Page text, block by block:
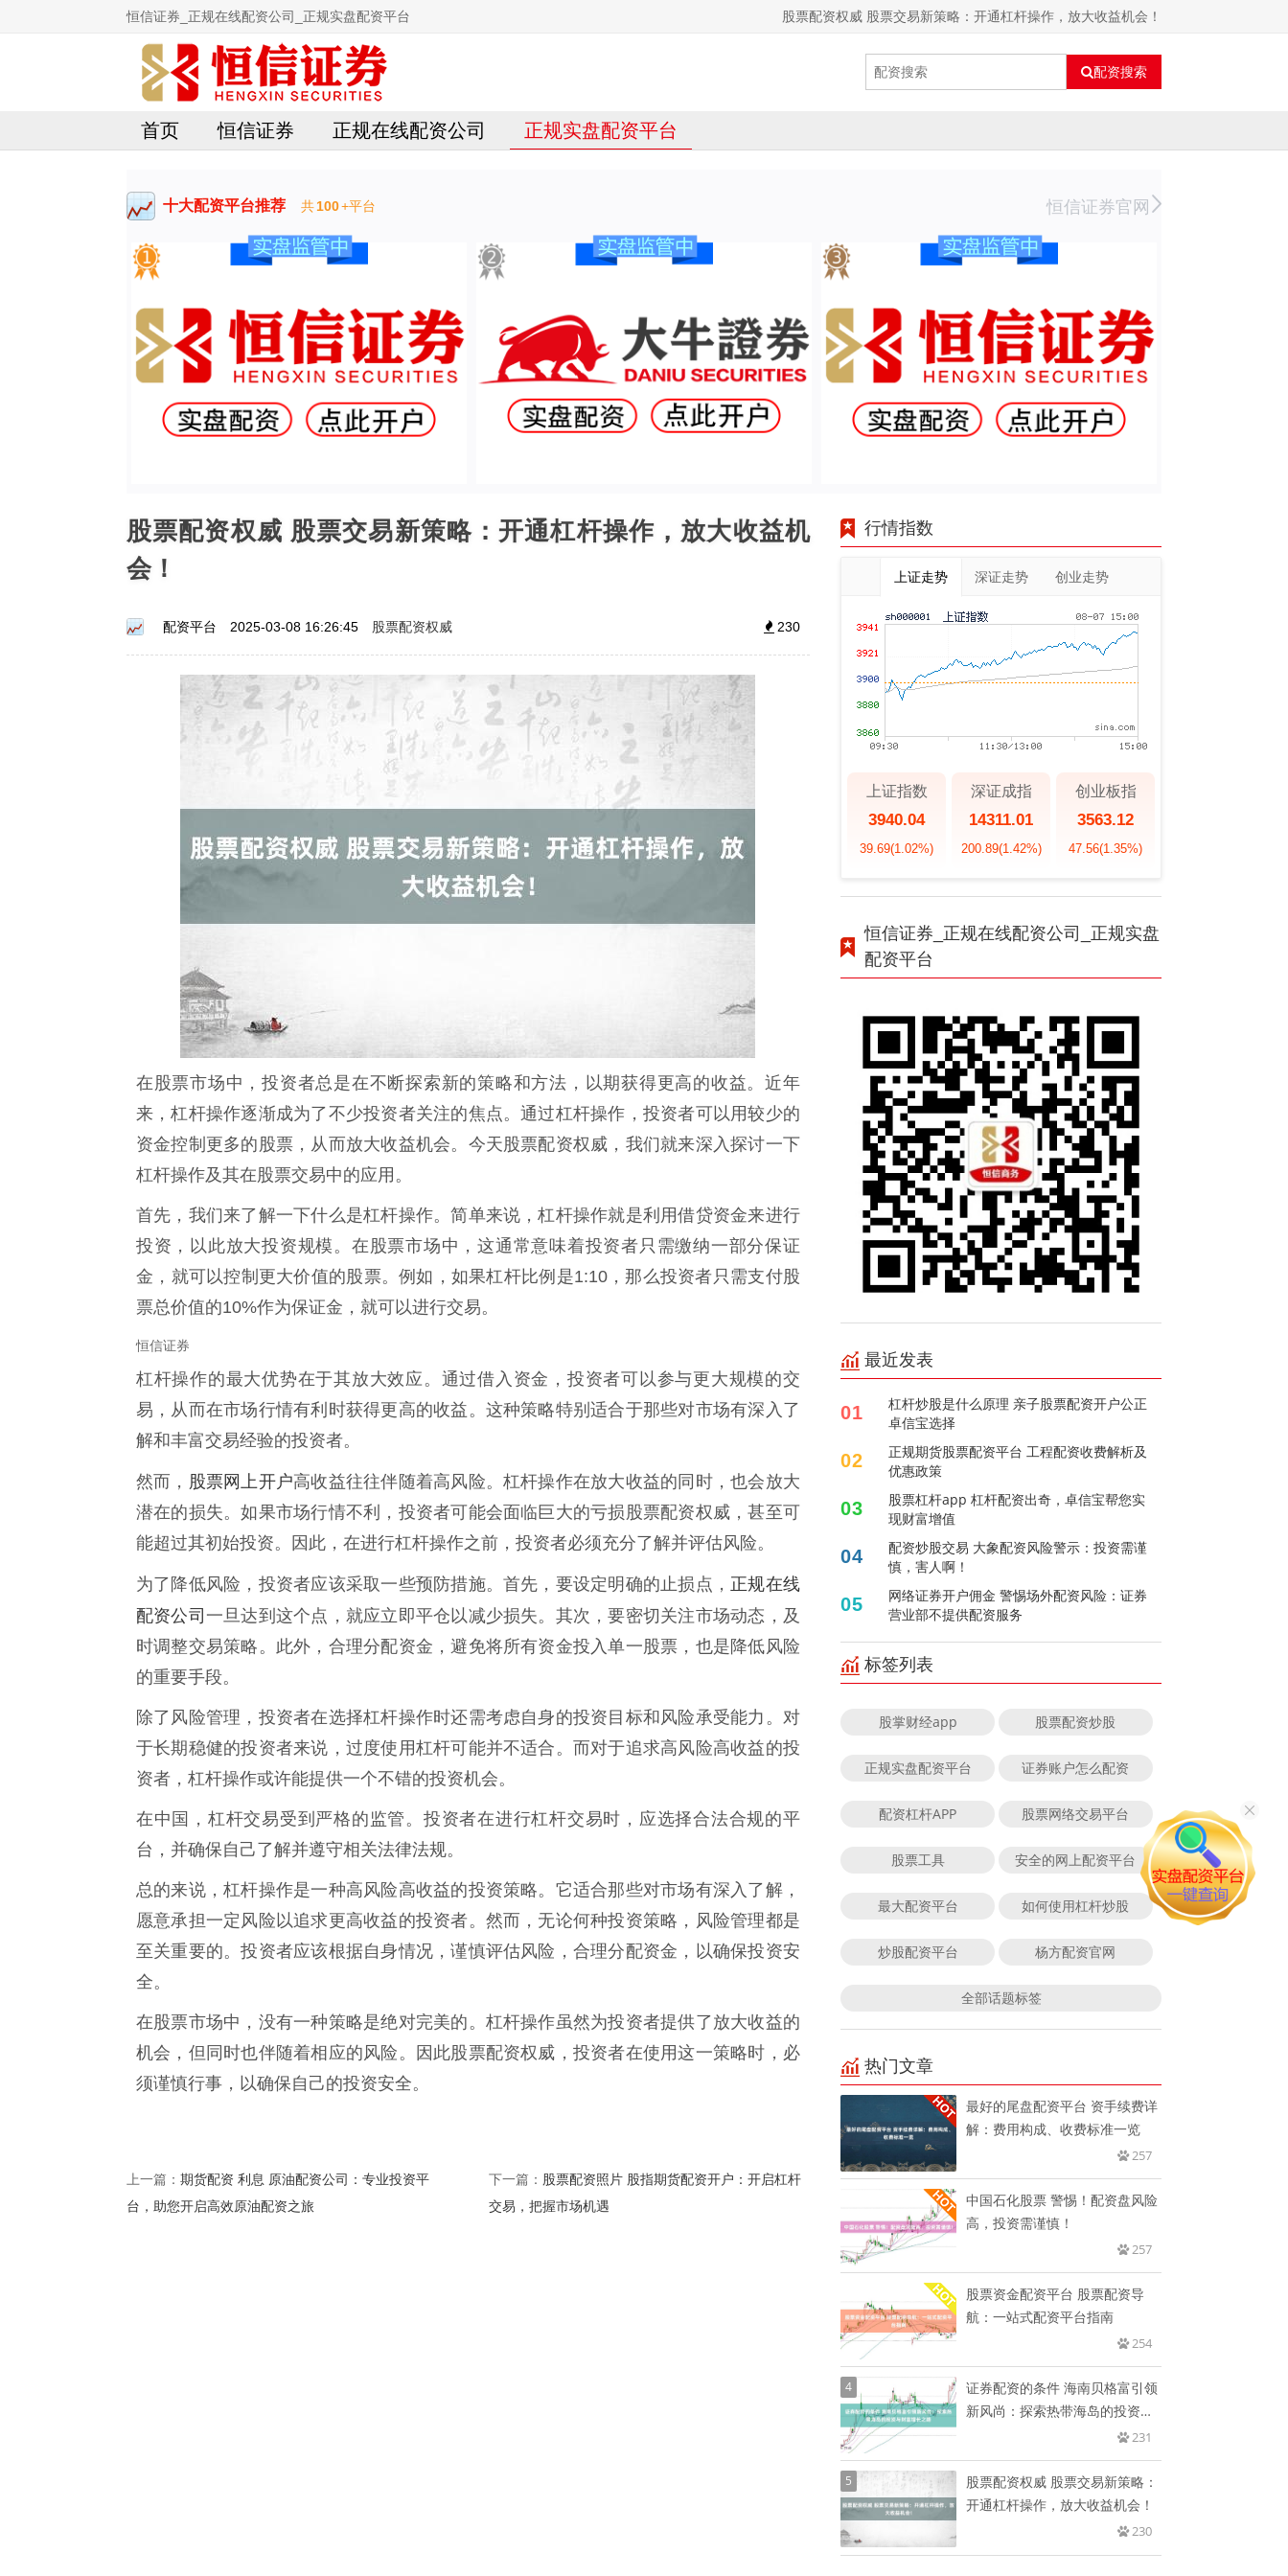
恒信证券_正规在线配资公司_正规实盘配资平台 股票配资权威 股票交易新策略：开通杠杆操作，放大收益机会！
配资搜索
首页 恒信证券 正规在线配资公司 正规实盘配资平台
十大配资平台推荐 共100+平台 恒信证券官网
股票配资权威 股票交易新策略：开通杠杆操作，放大收益机
会！
配资平台 2025-03-08 16:26:45 股票配资权威 230
在股票市场中，投资者总是在不断探索新的策略和方法，以期获得更高的收益。近年
来，杠杆操作逐渐成为了不少投资者关注的焦点。通过杠杆操作，投资者可以用较少的
资金控制更多的股票，从而放大收益机会。今天股票配资权威，我们就来深入探讨一下
杠杆操作及其在股票交易中的应用。
首先，我们来了解一下什么是杠杆操作。简单来说，杠杆操作就是利用借贷资金来进行
投资，以此放大投资规模。在股票市场中，这通常意味着投资者只需缴纳一部分保证
金，就可以控制更大价值的股票。例如，如果杠杆比例是1:10，那么投资者只需支付股
票总价值的10%作为保证金，就可以进行交易。
恒信证券
杠杆操作的最大优势在于其放大效应。通过借入资金，投资者可以参与更大规模的交
易，从而在市场行情有利时获得更高的收益。这种策略特别适合于那些对市场有深入了
解和丰富交易经验的投资者。
然而， 股票网上开户高收益往往伴随着高风险。杠杆操作在放大收益的同时，也会放大
潜在的损失。如果市场行情不利，投资者可能会面临巨大的亏损股票配资权威，甚至可
能超过其初始投资。因此，在进行杠杆操作之前，投资者必须充分了解并评估风险。
为了降低风险，投资者应该采取一些预防措施。首先，要设定明确的止损点， 正规在线
配资公司一旦达到这个点，就应立即平仓以减少损失。其次，要密切关注市场动态，及
时调整交易策略。此外，合理分配资金，避免将所有资金投入单一股票，也是降低风险
的重要手段。
除了风险管理，投资者在选择杠杆操作时还需考虑自身的投资目标和风险承受能力。对
于长期稳健的投资者来说，过度使用杠杆可能并不适合。而对于追求高风险高收益的投
资者，杠杆操作或许能提供一个不错的投资机会。
在中国，杠杆交易受到严格的监管。投资者在进行杠杆交易时，应选择合法合规的平
台，并确保自己了解并遵守相关法律法规。
总的来说，杠杆操作是一种高风险高收益的投资策略。它适合那些对市场有深入了解，
愿意承担一定风险以追求更高收益的投资者。然而，无论何种投资策略，风险管理都是
至关重要的。投资者应该根据自身情况，谨慎评估风险，合理分配资金，以确保投资安
全。
在股票市场中，没有一种策略是绝对完美的。杠杆操作虽然为投资者提供了放大收益的
机会，但同时也伴随着相应的风险。因此股票配资权威，投资者在使用这一策略时，必
须谨慎行事，以确保自己的投资安全。
上一篇： 期货配资 利息 原油配资公司：专业投资平
台，助您开启高效原油配资之旅
下一篇： 股票配资照片 股指期货配资开户：开启杠杆
交易，把握市场机遇
行情指数
上证走势 深证走势 创业走势
上证指数
3940.04
39.69(1.02%)
深证成指
14311.01
200.89(1.42%)
创业板指
3563.12
47.56(1.35%)
恒信证券_正规在线配资公司_正规实盘
配资平台
最近发表
01
杠杆炒股是什么原理 亲子股票配资开户公正
卓信宝选择
02
正规期货股票配资平台 工程配资收费解析及
优惠政策
03
股票杠杆app 杠杆配资出奇，卓信宝帮您实
现财富增值
04
配资炒股交易 大象配资风险警示：投资需谨
慎，害人啊！
05
网络证券开户佣金 警惕场外配资风险：证券
营业部不提供配资服务
标签列表
股掌财经app 股票配资炒股
正规实盘配资平台 证券账户怎么配资
配资杠杆APP 股票网络交易平台
股票工具 安全的网上配资平台
最大配资平台 如何使用杠杆炒股
炒股配资平台 杨方配资官网
全部话题标签
热门文章
最好的尾盘配资平台 资手续费详
解：费用构成、收费标准一览
257
中国石化股票 警惕！配资盘风险
高，投资需谨慎！
257
股票资金配资平台 股票配资导
航：一站式配资平台指南
254
4
证券配资的条件 海南贝格富引领
新风尚：探索热带海岛的投资与
231
5
股票配资权威 股票交易新策略：
开通杠杆操作，放大收益机会！
230